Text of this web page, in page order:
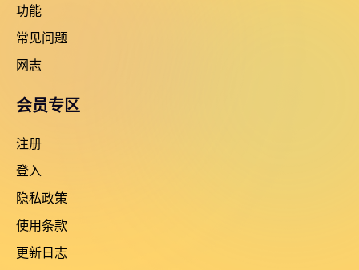
功能
常见问题
网志
会员专区
注册
登入
隐私政策
使用条款
更新日志